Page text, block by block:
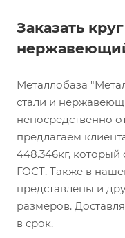
Заказать
Металлобаза
стали и
непосредственно
предлагаем
448.346кг, который
ГОСТ. Также в
представлены и
размеров.
в срок.